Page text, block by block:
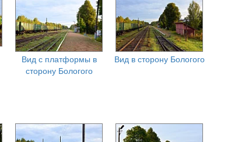
Вид с платформы в
сторону Бологого
Вид в сторону Бологого